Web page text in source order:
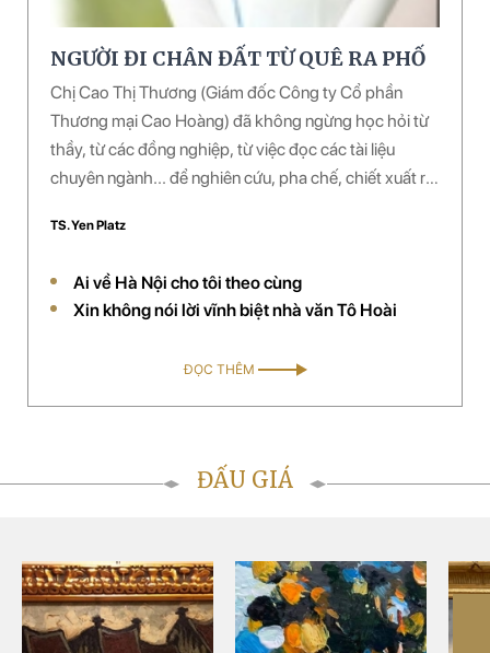
NGƯỜI ĐI CHÂN ĐẤT TỪ QUÊ RA PHỐ
Chị Cao Thị Thương (Giám đốc Công ty Cổ phần
Thương mại Cao Hoàng) đã không ngừng học hỏi từ
thầy, từ các đồng nghiệp, từ việc đọc các tài liệu
chuyên ngành... để nghiên cứu, pha chế, chiết xuất ra
pha chế thành công một số loại dược phẩm và đang
(thuộc hệ thống của công ty) trên toàn quốc. Công ty
của chị đã được chọn là đối tác chiến lược phân phối
TS. Yen Platz
Ai về Hà Nội cho tôi theo cùng
Xin không nói lời vĩnh biệt nhà văn Tô Hoài
ĐỌC THÊM
ĐẤU GIÁ